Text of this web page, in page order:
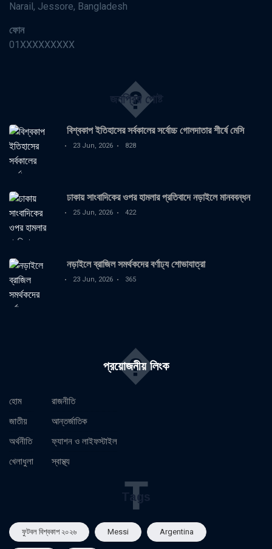
Narail, Jessore, Bangladesh
ফোন
01XXXXXXXXX
জনপ্রিয় পোষ্ট
�
বিশ্বকাপ ইতিহাসের সর্বকালের সর্বোচ্চ গোলদাতার শীর্ষে মেসি
23 Jun, 2026 828
ঢাকায় সাংবাদিকের ওপর হামলার প্রতিবাদে নড়াইলে মানববন্ধন
25 Jun, 2026 422
নড়াইলে ব্রাজিল সমর্থকদের বর্ণাঢ্য শোভাযাত্রা
23 Jun, 2026 365
প্রয়োজনীয় লিংক
�
হোম
জাতীয়
অর্থনীতি
খেলাধুলা
রাজনীতি
আন্তর্জাতিক
ফ্যাশন ও লাইফস্টাইল
স্বাস্থ্য
Tags
T
ফুটবল বিশ্বকাপ ২০২৬ Messi Argentina